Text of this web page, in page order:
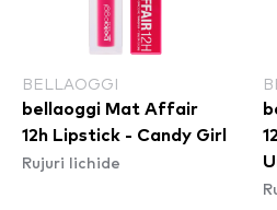
BELLAOGGI
bellaoggi Mat Affair
12h Lipstick - Candy Girl
Rujuri lichide